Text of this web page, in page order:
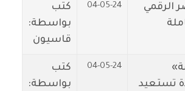
الرقمي
04-05-24
كتب
بواسطة:
قاسيون
تستعيد
04-05-24
كتب
بواسطة: